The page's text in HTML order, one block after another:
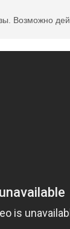
Возможно